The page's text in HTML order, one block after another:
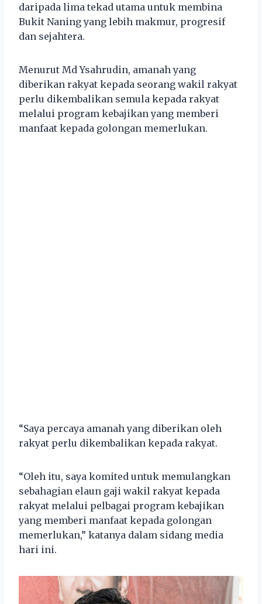
daripada lima tekad utama untuk membina
Bukit Naning yang lebih makmur, progresif
dan sejahtera.
Menurut Md Ysahrudin, amanah yang
diberikan rakyat kepada seorang wakil rakyat
perlu dikembalikan semula kepada rakyat
melalui program kebajikan yang memberi
manfaat kepada golongan memerlukan.
“Saya percaya amanah yang diberikan oleh
rakyat perlu dikembalikan kepada rakyat.
“Oleh itu, saya komited untuk memulangkan
sebahagian elaun gaji wakil rakyat kepada
rakyat melalui pelbagai program kebajikan
yang memberi manfaat kepada golongan
memerlukan,” katanya dalam sidang media
hari ini.